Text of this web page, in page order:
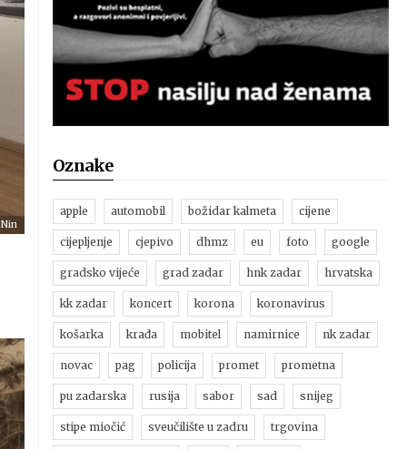
Nin
Oznake
apple automobil božidar kalmeta cijene
cijepljenje cjepivo dhmz eu foto google
gradsko vijeće grad zadar hnk zadar hrvatska
kk zadar koncert korona koronavirus
košarka krađa mobitel namirnice nk zadar
novac pag policija promet prometna
pu zadarska rusija sabor sad snijeg
stipe miočić sveučilište u zadru trgovina